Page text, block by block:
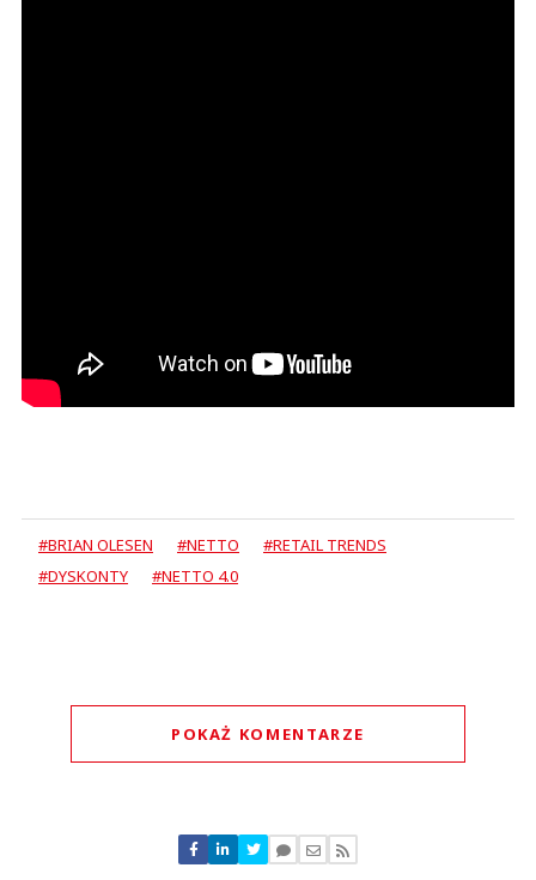
#BRIAN OLESEN #NETTO
#RETAIL TRENDS
#DYSKONTY
#NETTO 4.0
POKAŻ KOMENTARZE
Nie znaleziono komentarzy
Zostaw swoje komentarze